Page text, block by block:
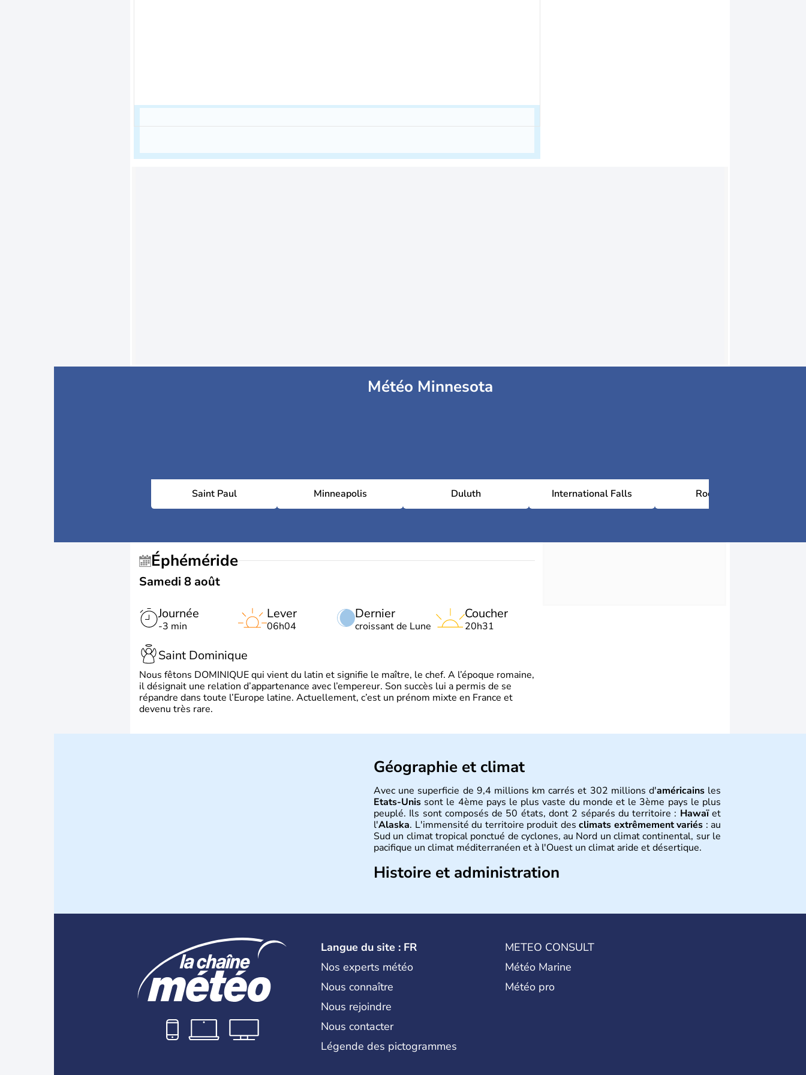
Météo Minnesota
Saint Paul Minneapolis Duluth International Falls Rochester
Éphéméride
Samedi 8 août
Journée
-3 min
Dernier
croissant de Lune
Lever
06h04
Coucher
20h31
Saint Dominique
Nous fêtons DOMINIQUE qui vient du latin et signifie le maître, le chef. A l’époque romaine,
il désignait une relation d’appartenance avec l’empereur. Son succès lui a permis de se
répandre dans toute l’Europe latine. Actuellement, c’est un prénom mixte en France et
devenu très rare.
Géographie et climat
Avec une superficie de 9,4 millions km carrés et 302 millions d'américainsles
Etats-Unis sont le 4ème pays le plus vaste du monde et le 3ème pays le plus
peuplé. Ils sont composés de 50 états, dont 2 séparés du territoire : Hawaïet
l'Alaska. L'immensité du territoire produit des climats extrêmement variés : au
Sud un climat tropical ponctué de cyclones, au Nord un climat continental, sur le
pacifique un climat méditerranéen et à l'Ouest un climat aride et désertique.
Histoire et administration
d'indépendance en 1776 et adoptent leur première constitution en 1787. La
conquête de l'Ouest marque ensuite l'entrée dans une phase de développement
intense.
Langue du site : FR
Nos experts météo
Nous connaître
Nous rejoindre
Nous contacter
Légende des pictogrammes
METEO CONSULT
Météo Marine
Météo pro